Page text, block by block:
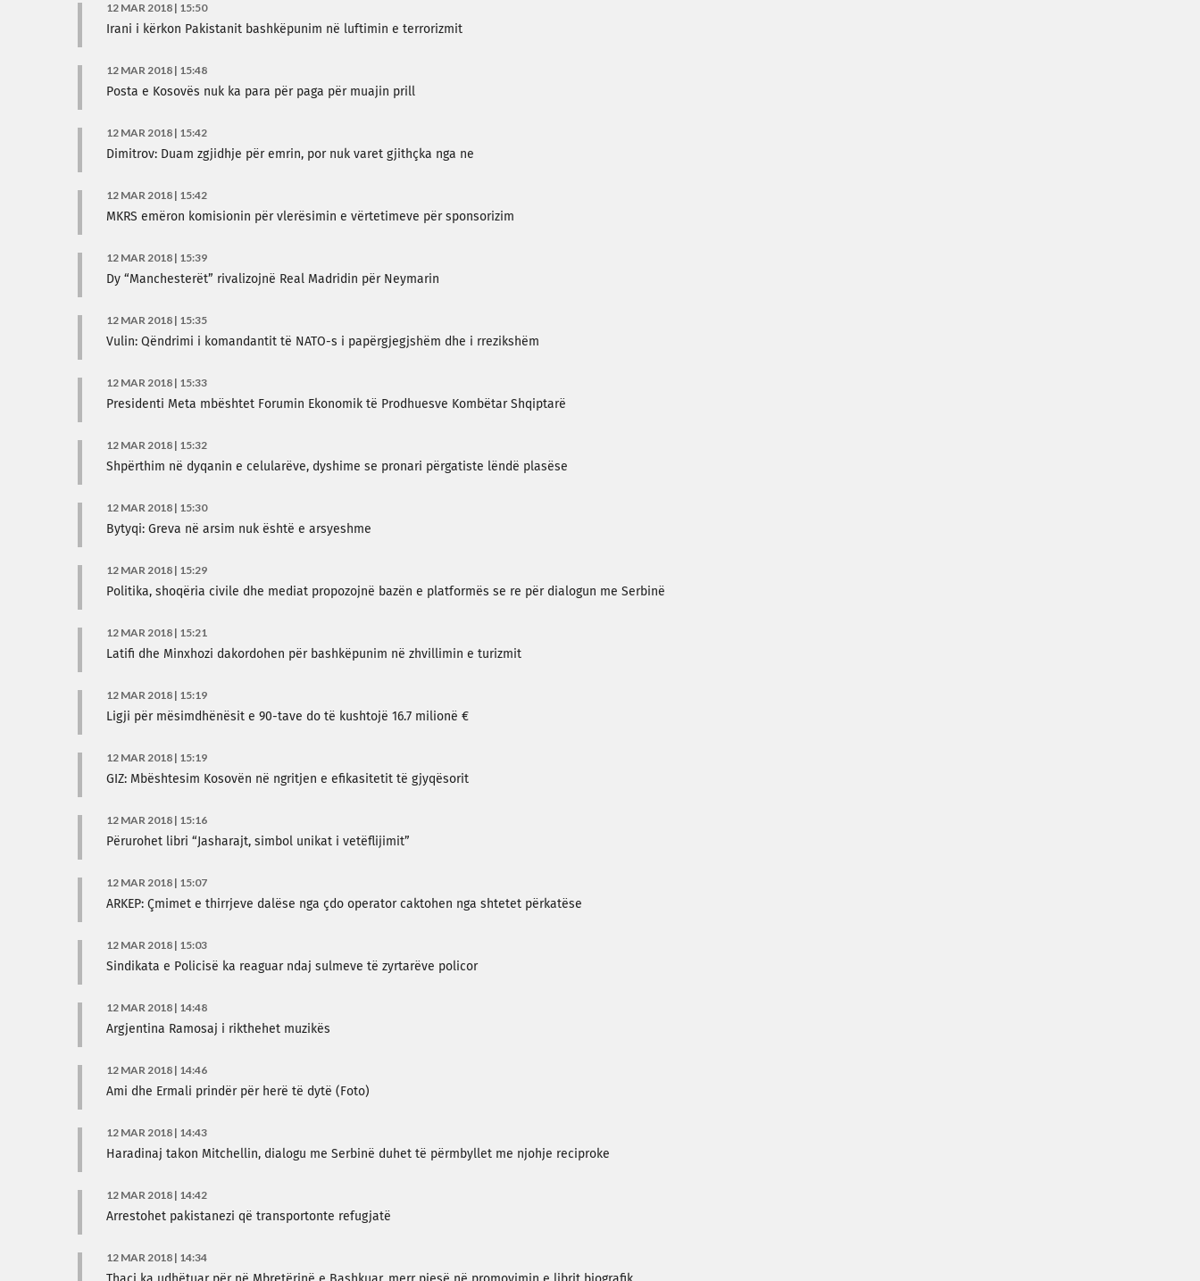
12 MAR 2018 | 15:50
Irani i kërkon Pakistanit bashkëpunim në luftimin e terrorizmit
12 MAR 2018 | 15:48
Posta e Kosovës nuk ka para për paga për muajin prill
12 MAR 2018 | 15:42
Dimitrov: Duam zgjidhje për emrin, por nuk varet gjithçka nga ne
12 MAR 2018 | 15:42
MKRS emëron komisionin për vlerësimin e vërtetimeve për sponsorizim
12 MAR 2018 | 15:39
Dy “Manchesterët” rivalizojnë Real Madridin për Neymarin
12 MAR 2018 | 15:35
Vulin: Qëndrimi i komandantit të NATO-s i papërgjegjshëm dhe i rrezikshëm
12 MAR 2018 | 15:33
Presidenti Meta mbështet Forumin Ekonomik të Prodhuesve Kombëtar Shqiptarë
12 MAR 2018 | 15:32
Shpërthim në dyqanin e celularëve, dyshime se pronari përgatiste lëndë plasëse
12 MAR 2018 | 15:30
Bytyqi: Greva në arsim nuk është e arsyeshme
12 MAR 2018 | 15:29
Politika, shoqëria civile dhe mediat propozojnë bazën e platformës se re për dialogun me Serbinë
12 MAR 2018 | 15:21
Latifi dhe Minxhozi dakordohen për bashkëpunim në zhvillimin e turizmit
12 MAR 2018 | 15:19
Ligji për mësimdhënësit e 90-tave do të kushtojë 16.7 milionë €
12 MAR 2018 | 15:19
GIZ: Mbështesim Kosovën në ngritjen e efikasitetit të gjyqësorit
12 MAR 2018 | 15:16
Përurohet libri “Jasharajt, simbol unikat i vetëflijimit”
12 MAR 2018 | 15:07
ARKEP: Çmimet e thirrjeve dalëse nga çdo operator caktohen nga shtetet përkatëse
12 MAR 2018 | 15:03
Sindikata e Policisë ka reaguar ndaj sulmeve të zyrtarëve policor
12 MAR 2018 | 14:48
Argjentina Ramosaj i rikthehet muzikës
12 MAR 2018 | 14:46
Ami dhe Ermali prindër për herë të dytë (Foto)
12 MAR 2018 | 14:43
Haradinaj takon Mitchellin, dialogu me Serbinë duhet të përmbyllet me njohje reciproke
12 MAR 2018 | 14:42
Arrestohet pakistanezi që transportonte refugjatë
12 MAR 2018 | 14:34